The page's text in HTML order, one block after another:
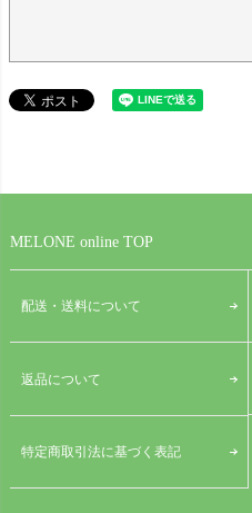
MELONE online TOP
配送・送料について
返品について
特定商取引法に基づく表記